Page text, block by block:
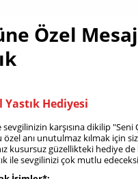
Özel
Hediyesi
sevgilinizin karşısına dikilip
anı unutulmaz kılmak için
kusursuz güzellikteki hediye
ile sevgilinizi çok mutlu